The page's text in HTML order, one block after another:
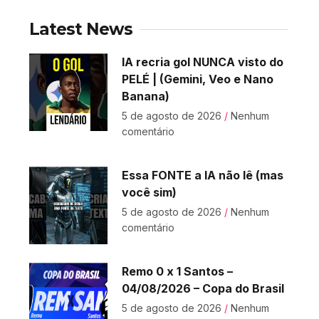
Latest News
IA recria gol NUNCA visto do
PELÉ | (Gemini, Veo e Nano
Banana)
5 de agosto de 2026 Nenhum
comentário
Essa FONTE a IA não lê (mas
você sim)
5 de agosto de 2026 Nenhum
comentário
Remo 0 x 1 Santos –
04/08/2026 – Copa do Brasil
5 de agosto de 2026 Nenhum